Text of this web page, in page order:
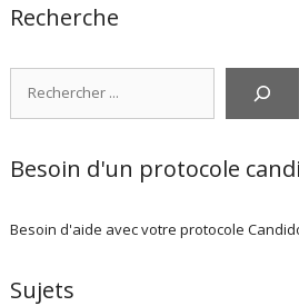
Recherche
Besoin d'un protocole
Besoin d'aide avec votre protocole
Sujets